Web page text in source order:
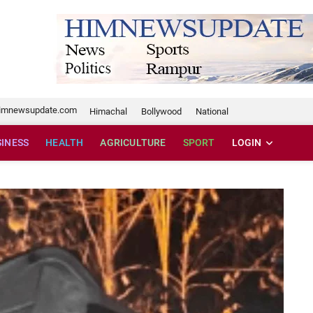
Himachal Bollywood National
HEALTH AGRICULTURE SPORT LOGIN